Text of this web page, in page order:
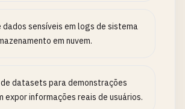
sensíveis em logs de sistema
em nuvem.
datasets para demonstrações
expor informações reais de usuários.